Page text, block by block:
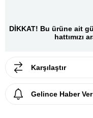
DİKKAT! Bu ürüne ait
hattımızı
Karşılaştır
Gelince Haber Ver